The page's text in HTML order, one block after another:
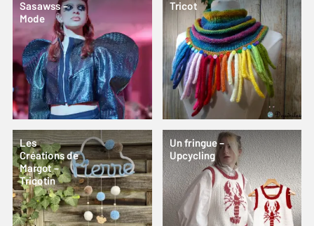
Sasawss –
Mode
Tricot
Les
Créations de
Margot –
Tricotin
Un fringue –
Upcycling